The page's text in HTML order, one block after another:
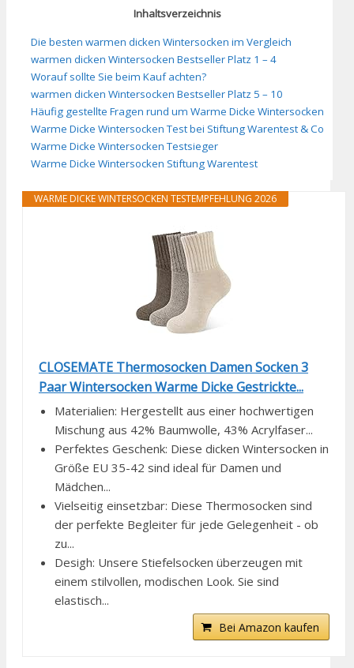
Inhaltsverzeichnis
Die besten warmen dicken Wintersocken im Vergleich
warmen dicken Wintersocken Bestseller Platz 1 – 4
Worauf sollte Sie beim Kauf achten?
warmen dicken Wintersocken Bestseller Platz 5 – 10
Häufig gestellte Fragen rund um Warme Dicke Wintersocken
Warme Dicke Wintersocken Test bei Stiftung Warentest & Co
Warme Dicke Wintersocken Testsieger
Warme Dicke Wintersocken Stiftung Warentest
WARME DICKE WINTERSOCKEN TESTEMPFEHLUNG 2026
CLOSEMATE Thermosocken Damen Socken 3
Paar Wintersocken Warme Dicke Gestrickte...
Materialien: Hergestellt aus einer hochwertigen
Mischung aus 42% Baumwolle, 43% Acrylfaser...
Perfektes Geschenk: Diese dicken Wintersocken in
Größe EU 35-42 sind ideal für Damen und
Mädchen...
Vielseitig einsetzbar: Diese Thermosocken sind
der perfekte Begleiter für jede Gelegenheit - ob
zu...
Desigh: Unsere Stiefelsocken überzeugen mit
einem stilvollen, modischen Look. Sie sind
elastisch...
Bei Amazon kaufen